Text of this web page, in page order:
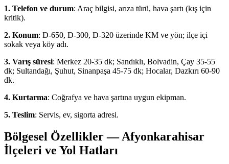
1. Telefon ve durum: Araç bilgisi, arıza türü, hava şartı (kış için
kritik).
2. Konum: D-650, D-300, D-320 üzerinde KM ve yön; ilçe içi
sokak veya köy adı.
3. Varış süresi: Merkez 20-35 dk; Sandıklı, Bolvadin, Çay 35-55
dk; Sultandağı, Şuhut, Sinanpaşa 45-75 dk; Hocalar, Dazkırı 60-90
dk.
4. Kurtarma: Coğrafya ve hava şartına uygun ekipman.
5. Teslim: Servis, ev, sigorta adresi.
Bölgesel Özellikler — Afyonkarahisar
İlçeleri ve Yol Hatları